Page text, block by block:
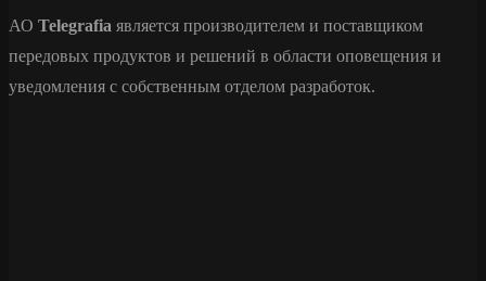
АО Telegrafia является производителем и поставщиком
передовых продуктов и решений в области оповещения и
уведомления с собственным отделом разработок.